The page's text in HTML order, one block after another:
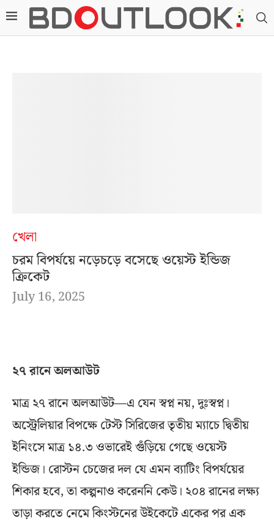
খেলা
চরম বিপর্যয়ে নড়েচড়ে বসেছে ওয়েস্ট ইন্ডিজ
ক্রিকেট
July 16, 2025
২৭ রানে অলআউট
মাত্র ২৭ রানে অলআউট—এ যেন স্বপ্ন নয়, দুঃস্বপ্ন।
অস্ট্রেলিয়ার বিপক্ষে টেস্ট সিরিজের তৃতীয় ম্যাচে দ্বিতীয়
ইনিংসে মাত্র ১৪.৩ ওভারেই গুঁড়িয়ে গেছে ওয়েস্ট
ইন্ডিজ। রোস্টন চেজের দল যে এমন ব্যাটিং বিপর্যয়ের
শিকার হবে, তা কল্পনাও করেননি কেউ। ২০৪ রানের লক্ষ্য
তাড়া করতে নেমে কিংস্টনের উইকেটে একের পর এক